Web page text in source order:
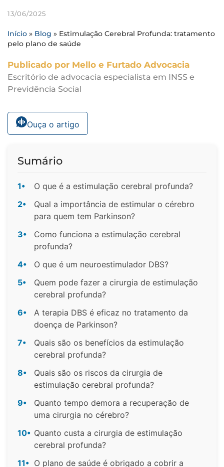
13/06/2025
Início » Blog » Estimulação Cerebral Profunda: tratamento
pelo plano de saúde
Publicado por Mello e Furtado Advocacia
Escritório de advocacia especialista em INSS e
Previdência Social
Ouça o artigo
Sumário
1•
O que é a estimulação cerebral profunda?
2•
Qual a importância de estimular o cérebro
para quem tem Parkinson?
3•
Como funciona a estimulação cerebral
profunda?
4•
O que é um neuroestimulador DBS?
5•
Quem pode fazer a cirurgia de estimulação
cerebral profunda?
6•
A terapia DBS é eficaz no tratamento da
doença de Parkinson?
7•
Quais são os benefícios da estimulação
cerebral profunda?
8•
Quais são os riscos da cirurgia de
estimulação cerebral profunda?
9•
Quanto tempo demora a recuperação de
uma cirurgia no cérebro?
10• Quanto custa a cirurgia de estimulação
cerebral profunda?
11• O plano de saúde é obrigado a cobrir a